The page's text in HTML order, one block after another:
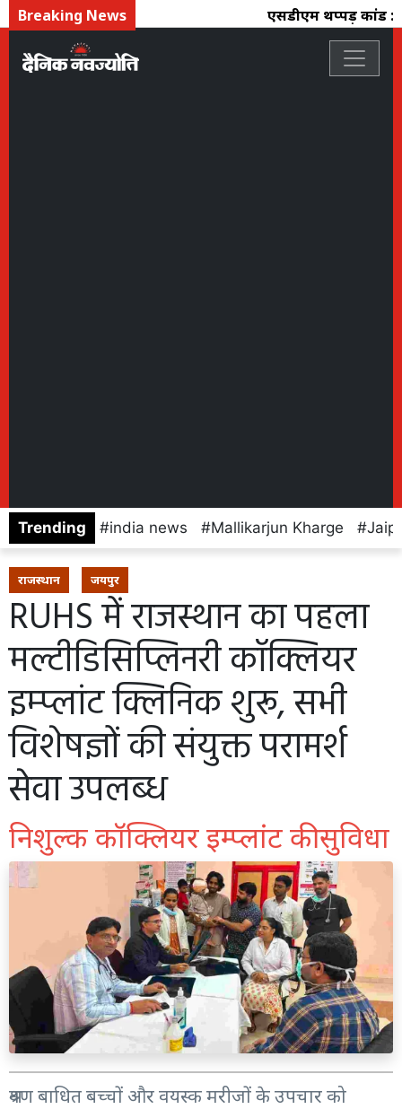
Breaking News एसडीएम थप्पड़ कांड :
Trending india news Mallikarjun Kharge
राजस्थान जयपुर
RUHS में राजस्थान का पहला
मल्टीडिसिप्लिनरी कॉक्लियर
इम्प्लांट क्लिनिक शुरू, सभी
विशेषज्ञों की संयुक्त परामर्श
सेवा उपलब्ध
निशुल्क कॉक्लियर इम्प्लांट की सुविधा
श्रवण बाधित बच्चों और वयस्क मरीजों के उपचार को